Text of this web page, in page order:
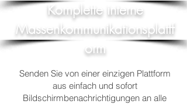
Komplette interne
Massenkommunikationsplattf
orm
Senden Sie von einer einzigen Plattform
aus einfach und sofort
Bildschirmbenachrichtigungen an alle